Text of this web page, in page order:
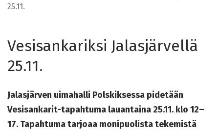
25.11.
Vesisankariksi Jalasjärvellä
25.11.
Jalasjärven uimahalli Polskiksessa pidetään
Vesisankarit-tapahtuma lauantaina 25.11. klo 12–
17. Tapahtuma tarjoaa monipuolista tekemistä